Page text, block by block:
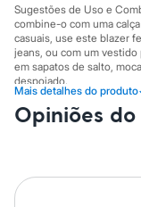
Meias
Pijamas
Sutiãs e Tops
Moda praia
Biquínis
Maiôs
Saídas de praia
Personagens
Plus size
Casacos e Jaquetas
Jeans
Sugestões de Uso e
combine-o com uma
casuais, use este blazer
jeans, ou com um
em sapatos de salto,
despojado.
A gente se encontra na
Mais detalhes do produto
Opiniões